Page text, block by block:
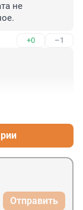
не
+0 –1
Отправить